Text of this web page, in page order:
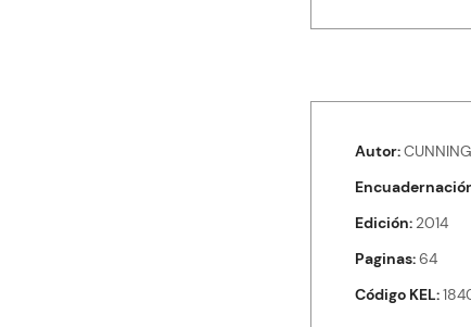
Autor
Edición 2014
Paginas 64
Código KEL